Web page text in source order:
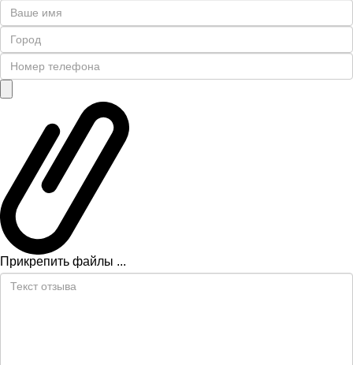
Прикрепить файлы ...